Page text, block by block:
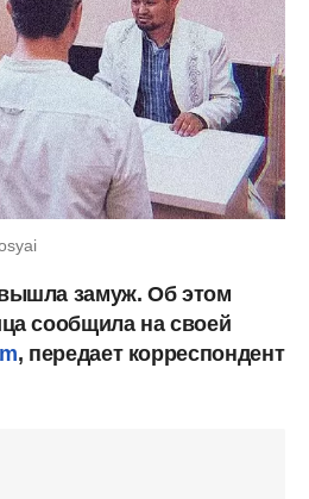
замуж. Об этом
сообщила на своей
, передает корреспондент